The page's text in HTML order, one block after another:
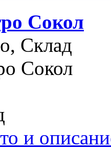
Сокол
Склад
Сокол
и